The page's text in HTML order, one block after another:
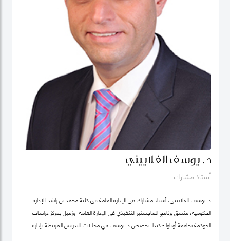
د. يوسف الغلاييني
أستاذ مشارك
د. يوسف الغلاييني، أستاذ مشارك في الإدارة العامة في كلية محمد بن راشد للإدارة
الحكومية، منسق برنامج الماجستير التنفيذي في الإدارة العامة، وزميل بمركز دراسات
الحوكمة بجامعة أوتاوا - كندا. تَخصص د. يوسف في مجالات التدريس المرتبطة بإدارة